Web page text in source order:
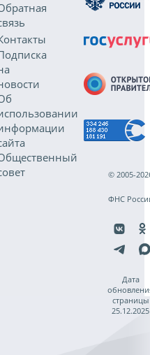
© 2005-
ФНС
Дата
страницы
25.12.2025